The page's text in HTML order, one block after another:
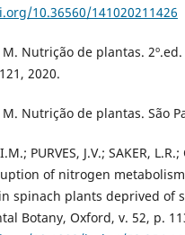
10.36560/141020211426
M. Nutrição de plantas.
2020.
M. Nutrição de plantas. São
PURVES, J.V.; SAKER,
of nitrogen
spinach plants deprived of
Botany, Oxford, v. 52, p.